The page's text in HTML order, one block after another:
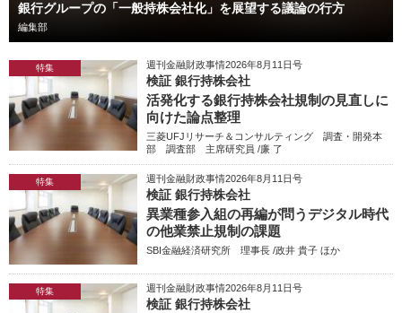
銀行グループの「一般持株会社化」を展望する議論の行方
編集部
特集 週刊金融財政事情2026年8月11日号
検証 銀行持株会社
活発化する銀行持株会社規制の見直しに
向けた論点整理
三菱UFJリサーチ＆コンサルティング 調査・開発本
部 調査部 主席研究員 /廉 了
特集 週刊金融財政事情2026年8月11日号
検証 銀行持株会社
異業種参入組の再編が問うデジタル時代
の他業禁止規制の課題
SBI金融経済研究所 理事長 /政井 貴子 ほか
特集 週刊金融財政事情2026年8月11日号
検証 銀行持株会社